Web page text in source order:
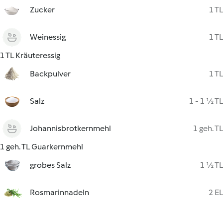
Zucker 1 TL
Weinessig
1 TL
1 TL Kräuteressig
Backpulver
1 TL
Salz 1 - 1 ½ TL
Johannisbrotkernmehl
1 geh. TL
1 geh. TL Guarkernmehl
grobes Salz
1 ½ TL
Rosmarinnadeln 2 EL